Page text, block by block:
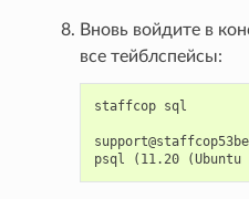
Вновь войдите в
все тейблспейсы:
staffcop sql